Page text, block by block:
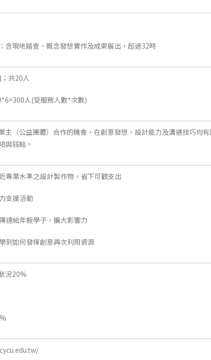
含現地踏查、概念發想實作及成果展出，超過32時
共20人
人(受服務人數*次數)
主（公益團體）合作的機會，在創意發想、設計能力及溝通技巧均
與弱點。
業水準之設計製作物，省下可觀支出
支援活動
給年輕學子，擴大影響力
如何發揮創意再次利用資源
況20%